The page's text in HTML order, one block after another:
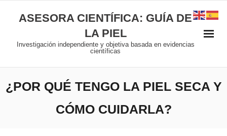
ASESORA CIENTÍFICA: GUÍA DE
LA PIEL
Investigación independiente y objetiva basada en evidencias
científicas
¿POR QUÉ TENGO LA PIEL SECA Y
CÓMO CUIDARLA?